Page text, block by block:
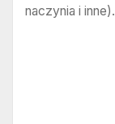
naczynia i inne).